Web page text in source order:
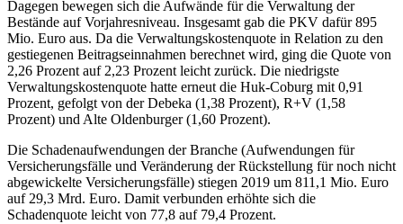
Dagegen bewegen sich die Aufwände für die Verwaltung der
Bestände auf Vorjahresniveau. Insgesamt gab die PKV dafür 895
Mio. Euro aus. Da die Verwaltungskostenquote in Relation zu den
gestiegenen Beitragseinnahmen berechnet wird, ging die Quote von
2,26 Prozent auf 2,23 Prozent leicht zurück. Die niedrigste
Verwaltungskostenquote hatte erneut die Huk-Coburg mit 0,91
Prozent, gefolgt von der Debeka (1,38 Prozent), R+V (1,58
Prozent) und Alte Oldenburger (1,60 Prozent).
Die Schadenaufwendungen der Branche (Aufwendungen für
Versicherungsfälle und Veränderung der Rückstellung für noch nicht
abgewickelte Versicherungsfälle) stiegen 2019 um 811,1 Mio. Euro
auf 29,3 Mrd. Euro. Damit verbunden erhöhte sich die
Schadenquote leicht von 77,8 auf 79,4 Prozent.